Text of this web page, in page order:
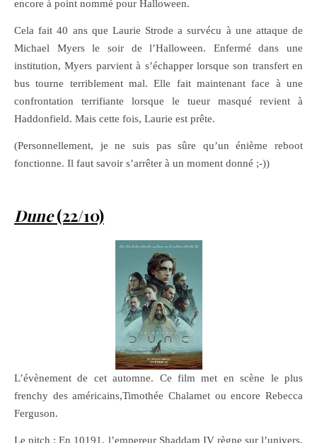
encore à point nommé pour Halloween.
Cela fait 40 ans que Laurie Strode a survécu à une attaque de
Michael Myers le soir de l’Halloween. Enfermé dans une
institution, Myers parvient à s’échapper lorsque son transfert en
bus tourne terriblement mal. Elle fait maintenant face à une
confrontation terrifiante lorsque le tueur masqué revient à
Haddonfield. Mais cette fois, Laurie est prête.
(Personnellement, je ne suis pas sûre qu’un énième reboot
fonctionne. Il faut savoir s’arrêter à un moment donné ;-))
Dune(22/10)
L’évènement de cet automne. Ce film met en scène le plus
frenchy des américains,Timothée Chalamet ou encore Rebecca
Ferguson.
Le pitch : En 10191, l’empereur Shaddam IV règne sur l’univers.